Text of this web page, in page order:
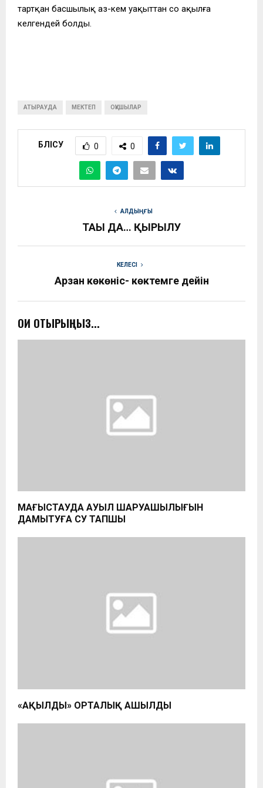
тартқан басшылық аз-кем уақыттан соң ақылға
келгендей болды.
АТЫРАУДА МЕКТЕП ОҚУШЫЛАР
БӨЛІСУ 0 0
АЛДЫҢҒЫ
ТАҒЫ ДА… ҚЫРЫЛУ
КЕЛЕСІ
Арзан көкөніс- көктемге дейін
ОҚИ ОТЫРЫҢЫЗ...
МАҢҒЫСТАУДА АУЫЛ ШАРУАШЫЛЫҒЫН
ДАМЫТУҒА СУ ТАПШЫ
«АҚЫЛДЫ» ОРТАЛЫҚ АШЫЛДЫ